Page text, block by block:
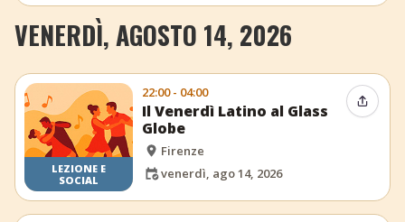
VENERDÌ, AGOSTO 14, 2026
LEZIONE E
SOCIAL
22:00 - 04:00
Il Venerdì Latino al Glass
Globe
Firenze
venerdì, ago 14, 2026